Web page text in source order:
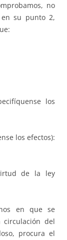
no
su punto 2,
los
los efectos):
de la ley
en que se
del
procura el